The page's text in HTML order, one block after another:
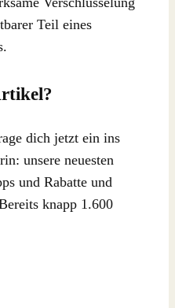
Teil eines
dich jetzt ein ins
unsere neuesten
und Rabatte und
knapp 1.600